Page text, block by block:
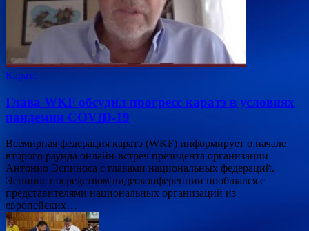
Карате
Глава WKF обсудил прогресс каратэ в условиях
пандемии COVID-19
Всемирная федерация каратэ (WKF) информирует о начале
второго раунда онлайн-встреч президента организации
Антонио Эспиноса с главами национальных федераций.
Эспинос посредством видеоконференции пообщался с
представителями национальных организаций из
европейских…